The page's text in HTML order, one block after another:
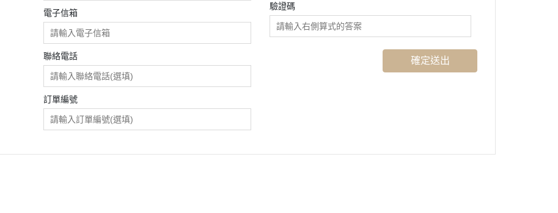
電子信箱
聯絡電話
訂單編號
驗證碼
確定送出